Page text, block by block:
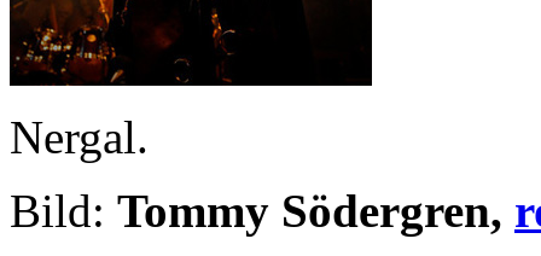
Nergal.
Bild: Tommy Södergren,